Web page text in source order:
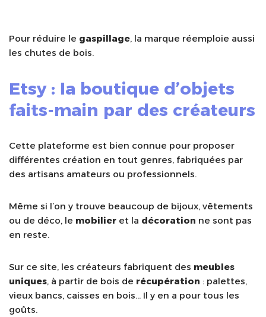
Pour réduire le gaspillage, la marque réemploie aussi
les chutes de bois.
Etsy : la boutique d’objets
faits-main par des créateurs
Cette plateforme est bien connue pour proposer
différentes création en tout genres, fabriquées par
des artisans amateurs ou professionnels.
Même si l’on y trouve beaucoup de bijoux, vêtements
ou de déco, le mobilier et la décoration ne sont pas
en reste.
Sur ce site, les créateurs fabriquent des meubles
uniques, à partir de bois de récupération : palettes,
vieux bancs, caisses en bois… Il y en a pour tous les
goûts.